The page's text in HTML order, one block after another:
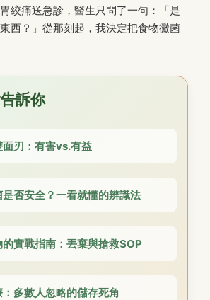
絞痛送急診，醫生只問了一句：「是
西？」從那刻起，我決定把食物黴菌
訴你
面刃：有害vs.有益
否安全？一看就懂的辨識法
實戰指南：丟棄與搶救SOP
多數人忽略的儲存死角